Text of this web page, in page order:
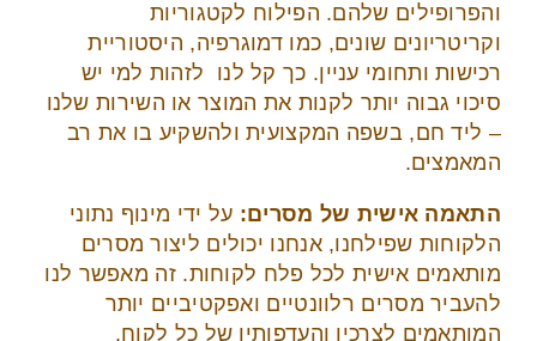
והפרופילים שלהם. הפילוח לקטגוריות
וקריטריונים שונים, כמו דמוגרפיה, היסטוריית
רכישות ותחומי עניין. כך קל לנו לזהות למי יש
סיכוי גבוה יותר לקנות את המוצר או השירות שלנו
– ליד חם, בשפה המקצועית ולהשקיע בו את רב
המאמצים.
התאמה אישית של מסרים: על ידי מינוף נתוני
הלקוחות שפילחנו, אנחנו יכולים ליצור מסרים
מותאמים אישית לכל פלח לקוחות. זה מאפשר לנו
להעביר מסרים רלוונטיים ואפקטיביים יותר
המותאמים לצרכיו והעדפותיו של כל לקוח.